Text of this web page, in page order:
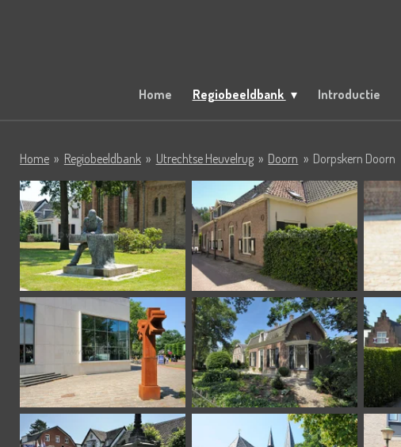
Home Regiobeeldbank Introductie
Home » Regiobeeldbank » Utrechtse Heuvelrug » Doorn » Dorpskern Doorn